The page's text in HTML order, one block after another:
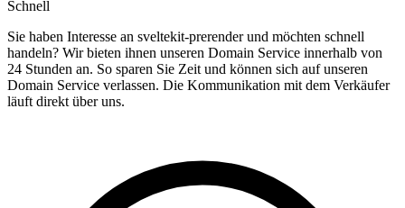
Schnell
Sie haben Interesse an sveltekit-prerender und möchten schnell
handeln? Wir bieten ihnen unseren Domain Service innerhalb von
24 Stunden an. So sparen Sie Zeit und können sich auf unseren
Domain Service verlassen. Die Kommunikation mit dem Verkäufer
läuft direkt über uns.